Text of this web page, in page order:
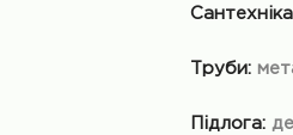
Труби:
Підлога: